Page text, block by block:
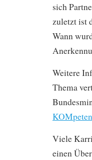
sich
zuletzt ist
Wann
Weitere
Thema
Viele
einen